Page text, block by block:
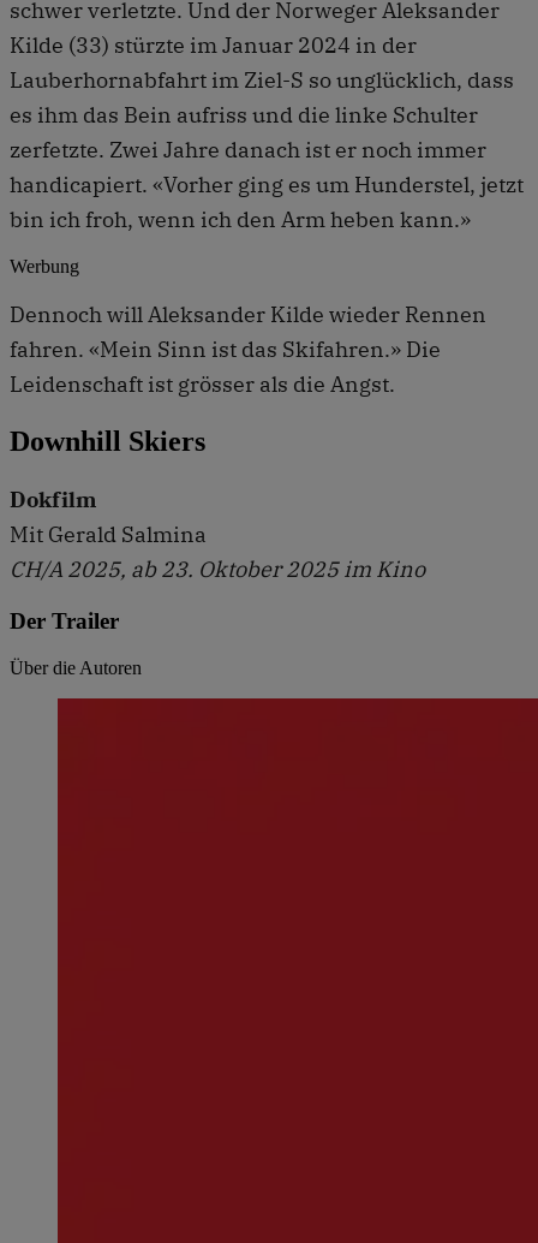
schwer verletzte. Und der Norweger Aleksander
Kilde (33) stürzte im Januar 2024 in der
Lauberhornabfahrt im Ziel-S so unglücklich, dass
es ihm das Bein aufriss und die linke Schulter
zerfetzte. Zwei Jahre danach ist er noch immer
handicapiert. «Vorher ging es um Hunderstel, jetzt
bin ich froh, wenn ich den Arm heben kann.»
Werbung
Dennoch will Aleksander Kilde wieder Rennen
fahren. «Mein Sinn ist das Skifahren.» Die
Leidenschaft ist grösser als die Angst.
Downhill Skiers
Dokf ilm
Mit Gerald Salmina
CH/A 2025, ab 23. Oktober 2025 im Kino
Der Trailer
Über die Autoren